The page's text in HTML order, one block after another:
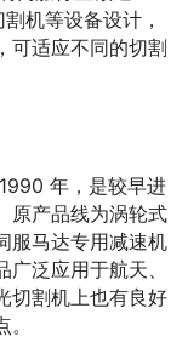
机等设备设计，
可适应不同的切割
年，是较早进
原产品线为涡轮式
服马达专用减速机
泛应用于航天、
切割机上也有良好